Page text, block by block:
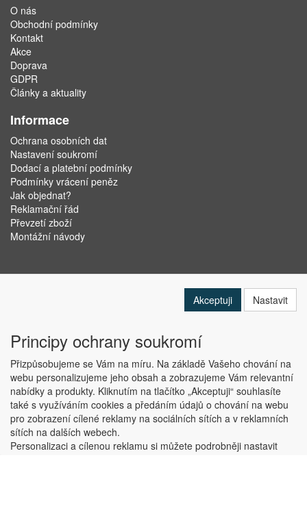
O nás
Obchodní podmínky
Kontakt
Akce
Doprava
GDPR
Články a aktuality
Informace
Ochrana osobních dat
Nastavení soukromí
Dodací a platební podmínky
Podmínky vrácení peněz
Jak objednat?
Reklamační řád
Převzetí zboží
Montážní návody
Copyright © ABRA Software a.s. 2019
Akceptuji Nastavit
Principy ochrany soukromí
Přizpůsobujeme se Vám na míru. Na základě Vašeho chování na
webu personalizujeme jeho obsah a zobrazujeme Vám relevantní
nabídky a produkty. Kliknutím na tlačítko „Akceptuji“ souhlasíte
také s využíváním cookies a předáním údajů o chování na webu
pro zobrazení cílené reklamy na sociálních sítích a v reklamních
sítích na dalších webech.
Personalizaci a cílenou reklamu si můžete podrobněji nastavit